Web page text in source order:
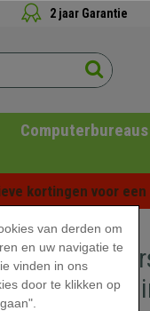
2 jaar Garantie
Computerbureaus
kortingen voor
Bekleed
van derden om
en uw navigatie te
vinden in ons
door te klikken op